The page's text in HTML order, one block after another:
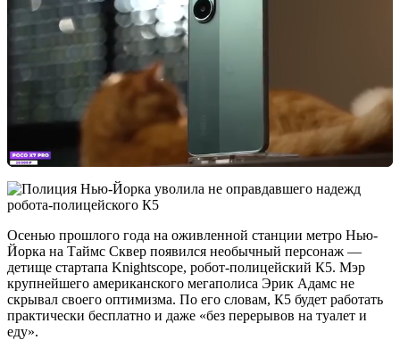
Осенью прошлого года на оживленной станции метро Нью-
Йорка на Таймс Сквер появился необычный персонаж —
детище стартапа Knightscope, робот-полицейский К5. Мэр
крупнейшего американского мегаполиса Эрик Адамс не
скрывал своего оптимизма. По его словам, К5 будет работать
практически бесплатно и даже «без перерывов на туалет и
еду».